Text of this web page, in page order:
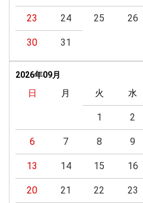
23 24 25 26
30 31
2026年09月
日 月 火 水
1 2
6 7 8 9
13 14 15 16
20 21 22 23